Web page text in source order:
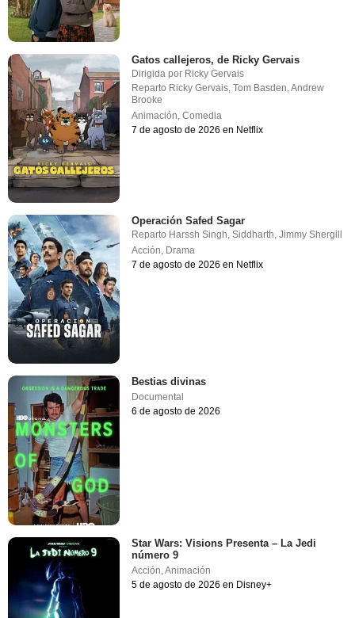
Gatos callejeros, de Ricky Gervais
Dirigida por Ricky Gervais
Reparto Ricky Gervais ,Tom Basden ,Andrew
Brooke
Animación ,Comedia
7 de agosto de 2026 en Netflix
Operación Safed Sagar
Reparto Harssh Singh,Siddharth,Jimmy Shergill
Acción, Drama
7 de agosto de 2026 en Netflix
Bestias divinas
Documental
6 de agosto de 2026
Star Wars: Visions Presenta – La Jedi
número 9
Acción ,Animación
5 de agosto de 2026 en Disney+